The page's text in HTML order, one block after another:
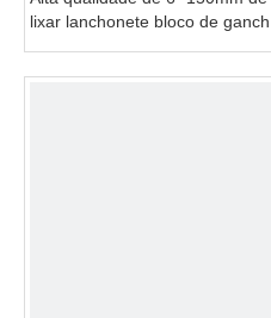
lixar lanchonete bloco de gancho